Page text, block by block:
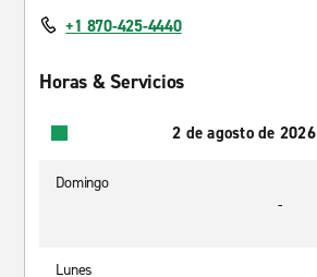
+1 870-425-4440
Horas & Servicios
2 de agosto de 2026
Domingo
-
Lunes